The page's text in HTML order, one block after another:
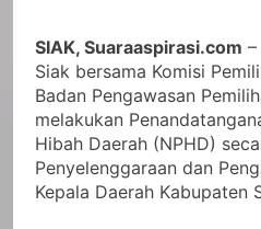
SIAK, Suaraaspirasi.com
Siak bersama Komisi
Badan Pengawasan
melakukan
Hibah Daerah (NPHD)
Penyelenggaraan dan
Kepala Daerah Kabupaten